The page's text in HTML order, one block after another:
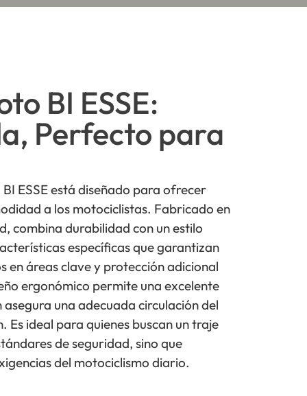
BI ESSE:
Perfecto para
ESSE está diseñado para ofrecer
a los motociclistas. Fabricado en
combina durabilidad con un estilo
específicas que garantizan
en áreas clave y protección adicional
ergonómico permite una excelente
una adecuada circulación del
Es ideal para quienes buscan un traje
de seguridad, sino que
del motociclismo diario.